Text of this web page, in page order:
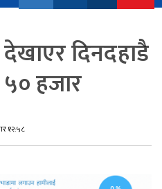
दिनदहाडै
हजार
१२:५८